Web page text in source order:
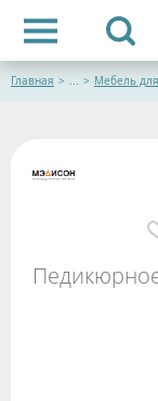
Главная > ... > Мебель